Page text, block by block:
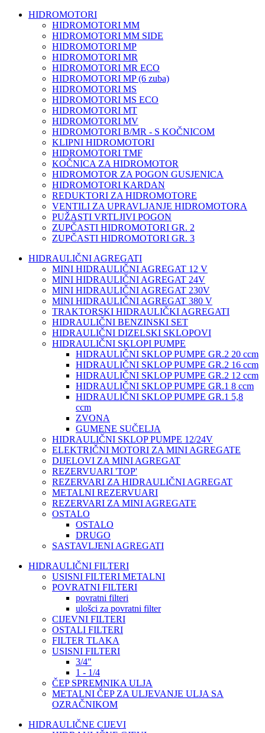
HIDROMOTORI
HIDROMOTORI MM
HIDROMOTORI MM SIDE
HIDROMOTORI MP
HIDROMOTORI MR
HIDROMOTORI MR ECO
HIDROMOTORI MP (6 zuba)
HIDROMOTORI MS
HIDROMOTORI MS ECO
HIDROMOTORI MT
HIDROMOTORI MV
HIDROMOTORI B/MR - S KOČNICOM
KLIPNI HIDROMOTORI
HIDROMOTORI TMF
KOČNICA ZA HIDROMOTOR
HIDROMOTOR ZA POGON GUSJENICA
HIDROMOTORI KARDAN
REDUKTORI ZA HIDROMOTORE
VENTILI ZA UPRAVLJANJE HIDROMOTORA
PUŽASTI VRTLJIVI POGON
ZUPČASTI HIDROMOTORI GR. 2
ZUPČASTI HIDROMOTORI GR. 3
HIDRAULIČNI AGREGATI
MINI HIDRAULIČNI AGREGAT 12 V
MINI HIDRAULIČNI AGREGAT 24V
MINI HIDRAULIČNI AGREGAT 230V
MINI HIDRAULIČNI AGREGAT 380 V
TRAKTORSKI HIDRAULIČKI AGREGATI
HIDRAULIČNI BENZINSKI SET
HIDRAULIČNI DIZELSKI SKLOPOVI
HIDRAULIČNI SKLOPI PUMPE
HIDRAULIČNI SKLOP PUMPE GR.2 20 ccm
HIDRAULIČNI SKLOP PUMPE GR.2 16 ccm
HIDRAULIČNI SKLOP PUMPE GR.2 12 ccm
HIDRAULIČNI SKLOP PUMPE GR.1 8 ccm
HIDRAULIČNI SKLOP PUMPE GR.1 5,8
ccm
ZVONA
GUMENE SUČELJA
HIDRAULIČNI SKLOP PUMPE 12/24V
ELEKTRIČNI MOTORI ZA MINI AGREGATE
DIJELOVI ZA MINI AGREGAT
REZERVUARI 'TOP'
REZERVARI ZA HIDRAULIČNI AGREGAT
METALNI REZERVUARI
REZERVARI ZA MINI AGREGATE
OSTALO
OSTALO
DRUGO
SASTAVLJENI AGREGATI
HIDRAULIČNI FILTERI
USISNI FILTERI METALNI
POVRATNI FILTERI
povratni filteri
ulošci za povratni filter
CIJEVNI FILTERI
OSTALI FILTERI
FILTER TLAKA
USISNI FILTERI
3/4"
1 - 1/4
ČEP SPREMNIKA ULJA
METALNI ČEP ZA ULJEVANJE ULJA SA
OZRAČNIKOM
HIDRAULIČNE CIJEVI